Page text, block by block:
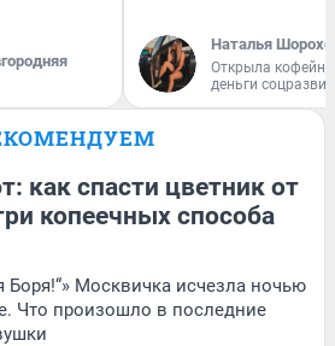
Наталья
Открыла
деньги
как спасти цветник от
копеечных способа
Боря!“» Москвичка исчезла ночью
Что произошло в последние